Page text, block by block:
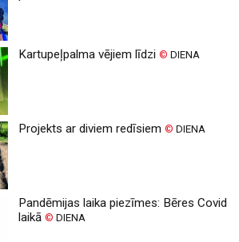
Kartupeļpalma vējiem līdzi© DIENA
Projekts ar diviem redīsiem© DIENA
Pandēmijas laika piezīmes: Bēres Covid
laikā© DIENA